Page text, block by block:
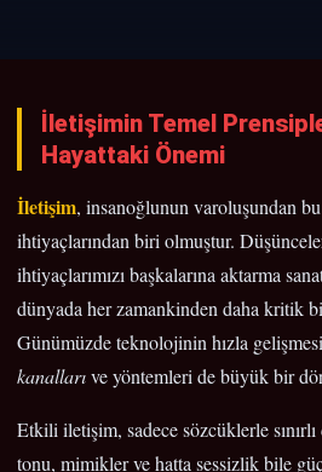
İletişimin Temel
Hayattaki Önemi
İletişim, insanoğlunun varoluşundan
ihtiyaçlarından biri olmuştur.
ihtiyaçlarımızı başkalarına aktarma
dünyada her zamankinden daha kritik
Günümüzde teknolojinin hızla
kanallarıve yöntemleri de büyük bir
Etkili iletişim, sadece sözcüklerle
tonu, mimikler ve hatta sessizlik bile